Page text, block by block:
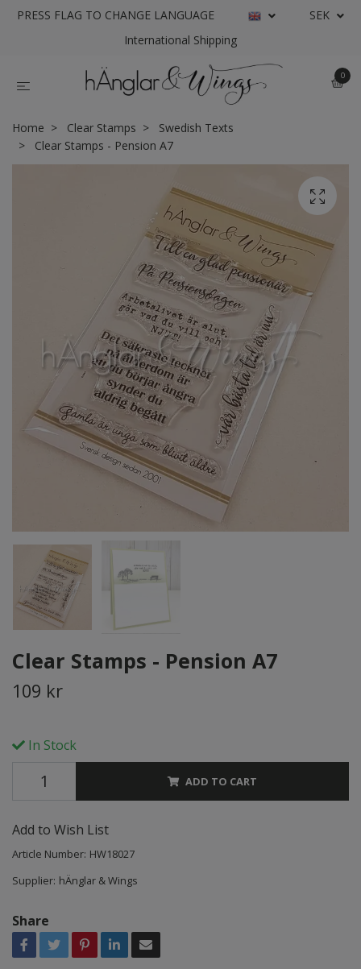
PRESS FLAG TO CHANGE LANGUAGE
SEK
International Shipping
0
Home Clear Stamps
Swedish Texts
Clear Stamps - Pension A7
Clear Stamps - Pension A7
109 kr
In Stock
ADD TO CART
Add to Wish List
Article Number: HW18027
Supplier: hÄnglar & Wings
Share